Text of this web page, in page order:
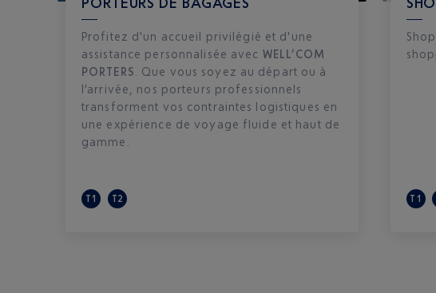
Profitez d'un accueil privilégié et d'une
assistance personnalisée avec WELL’COM
PORTERS
. Que vous soyez au départ ou à
l'arrivée, nos porteurs professionnels
transforment vos contraintes logistiques en
une expérience de voyage fluide et haut de
gamme.
T1 T2 T1